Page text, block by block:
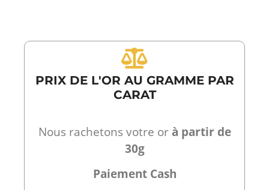
PRIX DE L'OR AU GRAMME PAR
CARAT
Nous rachetons votre orà partir de
30g
Paiement Cash